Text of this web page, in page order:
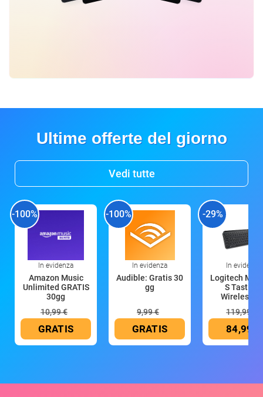
Ultime offerte del giorno
Vedi tutte
-100%
In evidenza
Amazon Music
Unlimited GRATIS
30gg
10,99 €
GRATIS
-100%
In evidenza
Audible: Gratis 30
gg
9,99 €
GRATIS
-29%
In evidenza
Logitech MX
S Tastiera
Wireless
119,99 €
84,99 €